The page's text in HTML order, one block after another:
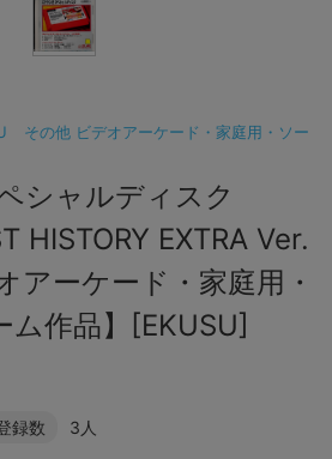
その他 ビデオアーケード・家庭用・ソー
シャルディスク
HISTORY EXTRA Ver.
アーケード・家庭用・
ム作品】[EKUSU]
録数 3人